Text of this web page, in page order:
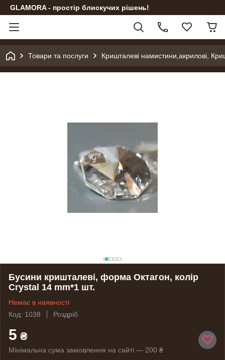
GLAMORA - простір блискучих рішень!
Товари та послуги Кришталеві намистини,акрилові,
Бусини кришталеві, форма Октагон, колір
Crystal 14 mm*1 шт.
Немає в наявності
Код: 1038
Роздріб
5 ₴
Мінімальна сума замовлення на сайті — 200 ₴